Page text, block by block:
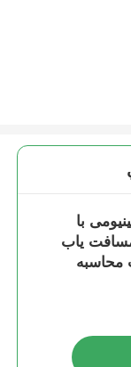
با
برابر، مسافت یاب
محاسبه